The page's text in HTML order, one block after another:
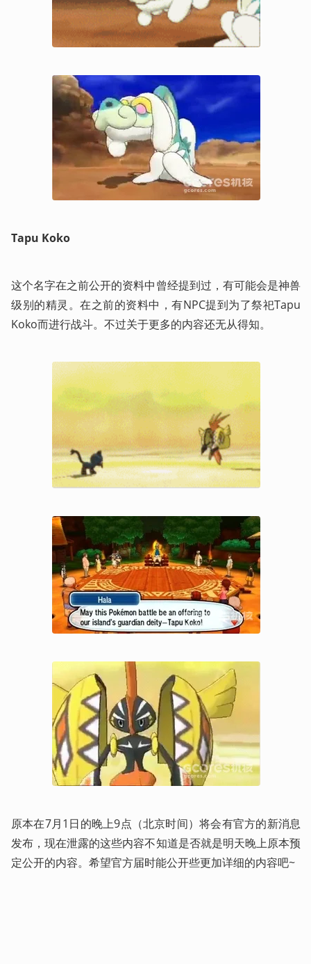
Tapu Koko
这个名字在之前公开的资料中曾经提到过，有可能会是神兽
级别的精灵。在之前的资料中，有NPC提到为了祭祀Tapu
Koko而进行战斗。不过关于更多的内容还无从得知。
原本在7月1日的晚上9点（北京时间）将会有官方的新消息
发布，现在泄露的这些内容不知道是否就是明天晚上原本预
定公开的内容。希望官方届时能公开些更加详细的内容吧~